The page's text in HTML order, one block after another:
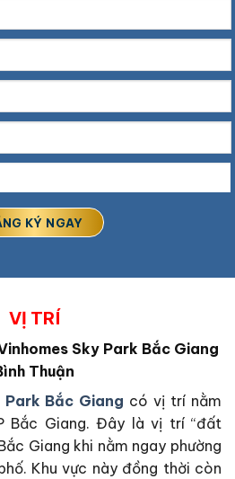
VỊ TRÍ
Sky Park Bắc Giang
Thuận
Park Bắc Giang có vị trí nằm
Bắc Giang. Đây là vị trí “đất
Giang khi nằm ngay phường
Khu vực này đồng thời còn